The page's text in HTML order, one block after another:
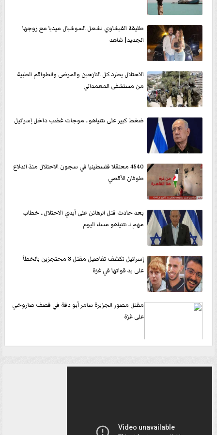
طليقة الفيشاوي تشعل السوشيال ميديا مع زوجها
الجديد| شاهد
الاحتلال يطرد كل النازحين والمرضى والطواقم الطبية
من مستشفى المعمداني
ضغط كبير على نتنياهو.. موجات غضب داخل إسرائيل
4540 معتقلا فلسطينيا في سجون الاحتلال منذ اندلاع
طوفان الأقصي
بعد حادث قتل الرهائن على أيدي الاحتلال.. خطاب
مهم لـ نتنياهو مساء اليوم
إسرائيل تكشف تفاصيل مقتل 3 محتجزين بالخطأ
على يد قواتها في غزة
مقتل مصور الجزيرة سامر أبو دقة في قصف صاروخي
على غزة